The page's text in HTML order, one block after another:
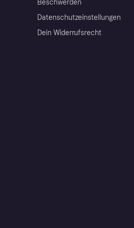
Beschwerden
Datenschutzeinstellungen
Dein Widerrufsrecht